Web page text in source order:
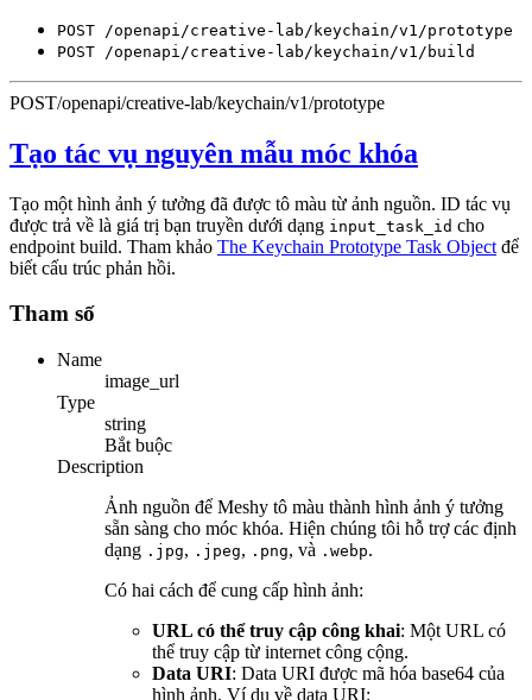
POST /openapi/creative-lab/keychain/v1/prototype
POST /openapi/creative-lab/keychain/v1/build
POST/openapi/creative-lab/keychain/v1/prototype
Tạo tác vụ nguyên mẫu móc khóa
Tạo một hình ảnh ý tưởng đã được tô màu từ ảnh nguồn. ID tác vụ
được trả về là giá trị bạn truyền dưới dạng input_task_id cho
endpoint build. Tham khảo The Keychain Prototype Task Object để
biết cấu trúc phản hồi.
Tham số
Name
image_url
Type
string
Bắt buộc
Description
Ảnh nguồn để Meshy tô màu thành hình ảnh ý tưởng
sẵn sàng cho móc khóa. Hiện chúng tôi hỗ trợ các định
dạng .jpg, .jpeg, .png, và .webp.
Có hai cách để cung cấp hình ảnh:
URL có thể truy cập công khai: Một URL có
thể truy cập từ internet công cộng.
Data URI: Data URI được mã hóa base64 của
hình ảnh. Ví dụ về data URI: